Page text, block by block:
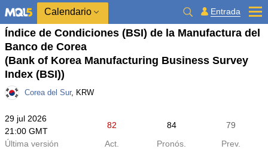
Calendario Entrada
Índice de Condiciones (BSI) de la Manufactura del
Banco de Corea
(Bank of Korea Manufacturing Business Survey
Index (BSI))
Corea del Sur, KRW
29 jul 2026
21:00 GMT
82 84
79
Última versión
Act. Pronós. Prev.